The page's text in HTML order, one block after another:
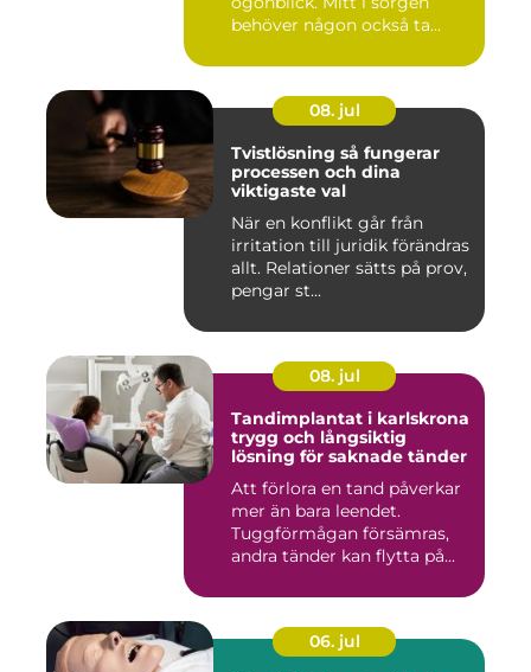
behöver någon också ta
08. jul
Tvistlösning så fungerar
processen och dina
viktigaste val
När en konflikt går från
irritation till juridik förändras
allt. Relationer sätts på prov,
pengar st...
08. jul
Tandimplantat i karlskrona
trygg och långsiktig
lösning för saknade tänder
Att förlora en tand påverkar
mer än bara leendet.
Tuggförmågan försämras,
andra tänder kan flytta på...
06. jul